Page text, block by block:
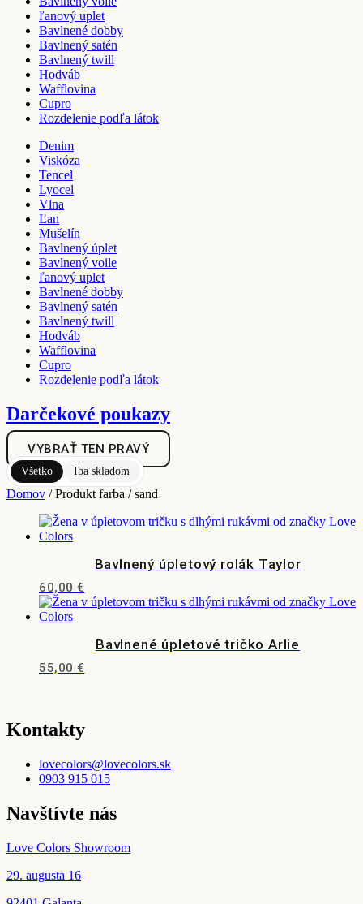
ľanový uplet
Bavlnené dobby
Bavlnený satén
Bavlnený twill
Hodváb
Wafflovina
Cupro
Rozdelenie podľa látok
Denim
Viskóza
Tencel
Lyocel
Vlna
Ľan
Mušelín
Bavlnený úplet
Bavlnený voile
ľanový uplet
Bavlnené dobby
Bavlnený satén
Bavlnený twill
Hodváb
Wafflovina
Cupro
Rozdelenie podľa látok
Darčekové poukazy
VYBRAŤ TEN PRAVÝ
Všetko Iba skladom
Domov / Produkt farba / sand
Bavlnený úpletový rolák Taylor
60,00 €
Tento
produkt
variantov.
Možnosti
na
produktu.
Bavlnené úpletové tričko Arlie
55,00 €
viacero
variantov.
si
môžete
na
produktu.
Kontakty
lovecolors@lovecolors.sk
0903 915 015
Navštívte nás
Love Colors Showroom
29. augusta 16